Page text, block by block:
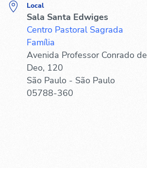
Local
Sala Santa Edwiges
Centro Pastoral Sagrada
Família
Avenida Professor Conrado de
Deo, 120
São Paulo - São Paulo
05788-360